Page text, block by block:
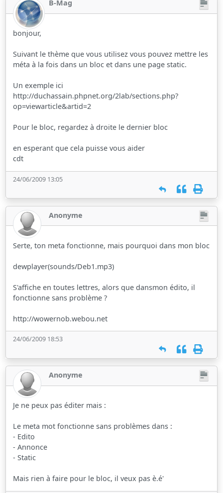
B-Mag
bonjour,
Suivant le thème que vous utilisez vous pouvez mettre les
méta à la fois dans un bloc et dans une page static.
Un exemple ici
http://duchassain.phpnet.org/2lab/sections.php?
op=viewarticle&artid=2
Pour le bloc, regardez à droite le dernier bloc
en esperant que cela puisse vous aider
cdt
24/06/2009 13:05
Anonyme
Serte, ton meta fonctionne, mais pourquoi dans mon bloc
dewplayer(sounds/Deb1.mp3)
S'affiche en toutes lettres, alors que dansmon édito, il
fonctionne sans problème ?
http://wowernob.webou.net
24/06/2009 18:53
Anonyme
Je ne peux pas éditer mais :
Le meta mot fonctionne sans problèmes dans :
- Edito
- Annonce
- Static
Mais rien à faire pour le bloc, il veux pas è.é'